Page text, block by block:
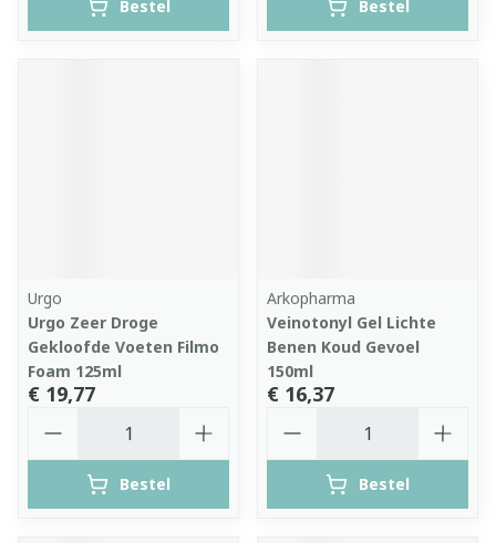
Bestel Bestel
Urgo
Urgo Zeer Droge
Gekloofde Voeten Filmo
Foam 125ml
€ 19,77
Bestel
Arkopharma
Veinotonyl Gel Lichte
Benen Koud Gevoel
150ml
€ 16,37
Bestel